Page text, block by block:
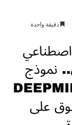
دقيقة واحدة